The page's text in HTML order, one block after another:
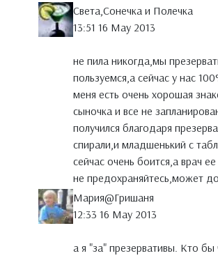
Света,Сонечка и Полечка
13:51 16 May 2013
не пила никогда,мы
пользуемся,а сейчас у нас
меня есть очень хорошая
сыночка и все не
получился благодаря
спирали,и младшенький с
сейчас очень боится,а врач
не предохраняйтесь,может
Мария@Гришаня
12:33 16 May 2013
а я "за" презервативы. Кто бы